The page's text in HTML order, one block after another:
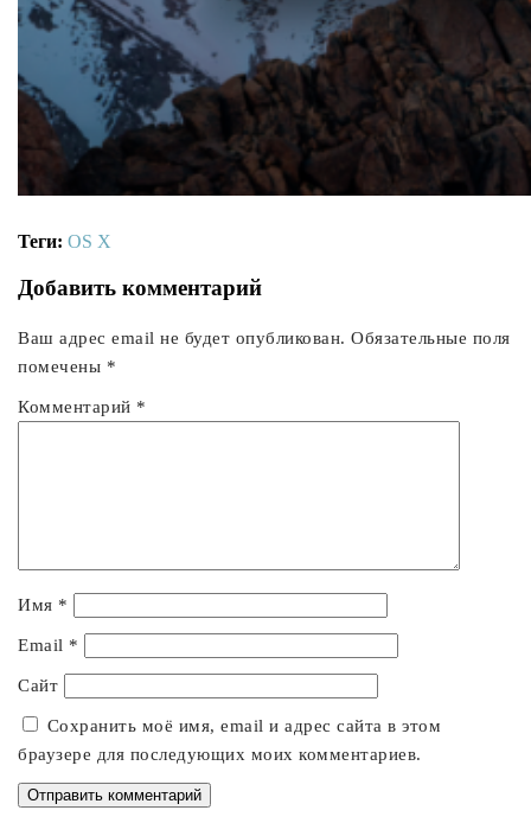
Теги: OS X
Добавить комментарий
Ваш адрес email не будет опубликован. Обязательные поля
помечены *
Комментарий *
Имя *
Email *
Сайт
Сохранить моё имя, email и адрес сайта в этом
браузере для последующих моих комментариев.